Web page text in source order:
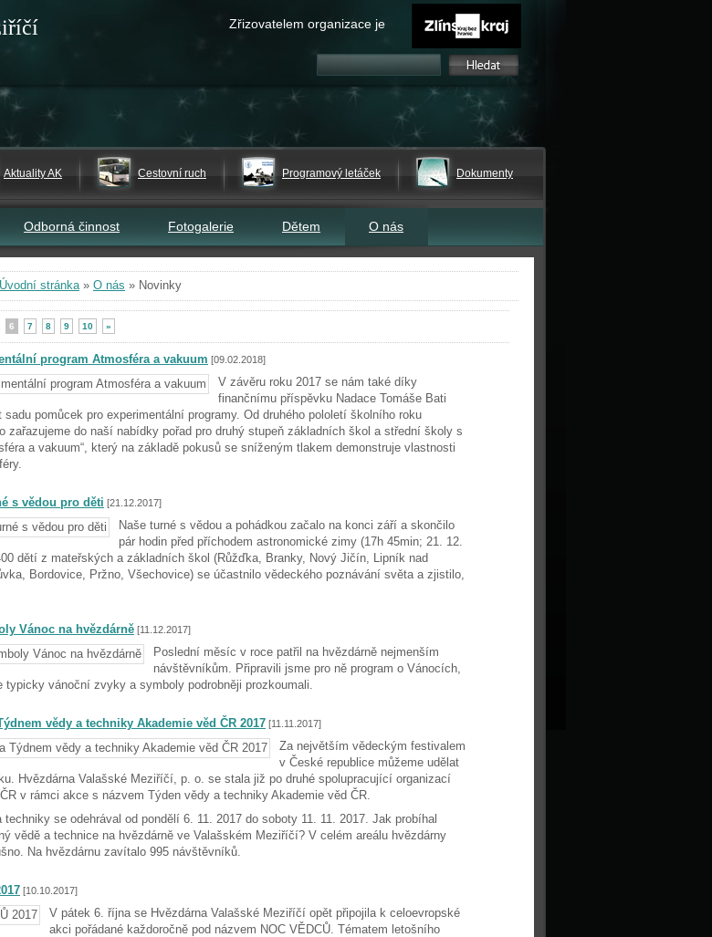
Zřizovatelem organizace je
Aktuality AK Cestovní ruch Programový letáček Dokumenty
Odborná činnost Fotogalerie Dětem O nás
Úvodní stránka» O nás » Novinky
6 7 8 9 10 »
program Atmosféra a vakuum [09.02.2018]
V závěru roku 2017 se nám také díky
finančnímu příspěvku Nadace Tomáše Bati
sadu pomůcek pro experimentální programy. Od druhého pololetí školního roku
zařazujeme do naší nabídky pořad pro druhý stupeň základních škol a střední školy s
a vakuum“, který na základě pokusů se sníženým tlakem demonstruje vlastnosti
s vědou pro děti [21.12.2017]
Naše turné s vědou a pohádkou začalo na konci září a skončilo
pár hodin před příchodem astronomické zimy (17h 45min; 21. 12.
dětí z mateřských a základních škol (Růžďka, Branky, Nový Jičín, Lipník nad
Bordovice, Pržno, Všechovice) se účastnilo vědeckého poznávání světa a zjistilo,
Vánoc na hvězdárně [11.12.2017]
Poslední měsíc v roce patřil na hvězdárně nejmenším
návštěvníkům. Připravili jsme pro ně program o Vánocích,
typicky vánoční zvyky a symboly podrobněji prozkoumali.
vědy a techniky Akademie věd ČR 2017 [11.11.2017]
Za největším vědeckým festivalem
v České republice můžeme udělat
Hvězdárna Valašské Meziříčí, p. o. se stala již po druhé spolupracující organizací
v rámci akce s názvem Týden vědy a techniky Akademie věd ČR.
techniky se odehrával od pondělí 6. 11. 2017 do soboty 11. 11. 2017. Jak probíhal
vědě a technice na hvězdárně ve Valašském Meziříčí? V celém areálu hvězdárny
Na hvězdárnu zavítalo 995 návštěvníků.
[10.10.2017]
V pátek 6. října se Hvězdárna Valašské Meziříčí opět připojila k celoevropské
akci pořádané každoročně pod názvem NOC VĚDCŮ. Tématem letošního